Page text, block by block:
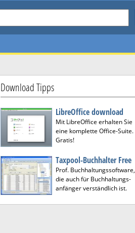
Download Tipps
LibreOffice download
Mit LibreOffice erhalten Sie
eine komplette Office-Suite.
Gratis!
Taxpool-Buchhalter Free
Prof. Buchhaltungssoftware,
die auch für Buchhaltungs-
anfänger verständlich ist.